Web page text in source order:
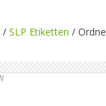
/ SLP Etiketten /